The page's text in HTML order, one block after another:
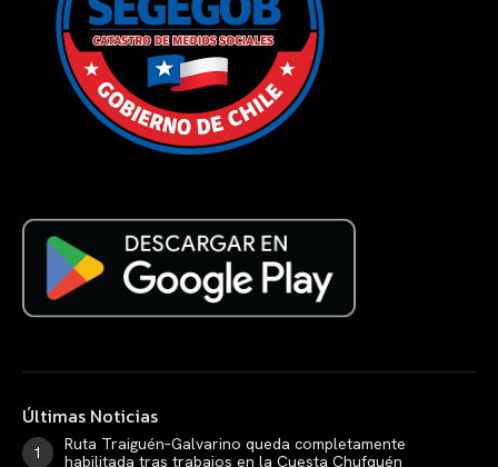
Últimas Noticias
Ruta Traiguén–Galvarino queda completamente
habilitada tras trabajos en la Cuesta Chufquén